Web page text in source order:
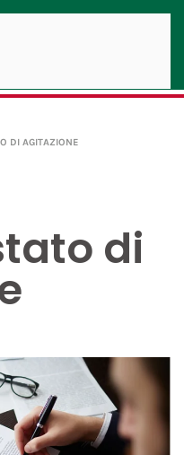
DI AGITAZIONE
di